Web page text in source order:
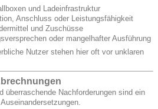
und Ladeinfrastruktur
Anschluss oder Leistungsfähigkeit
und Zuschüsse
oder mangelhafter Ausführung
Nutzer stehen hier oft vor unklaren
überraschende Nachforderungen sind ein